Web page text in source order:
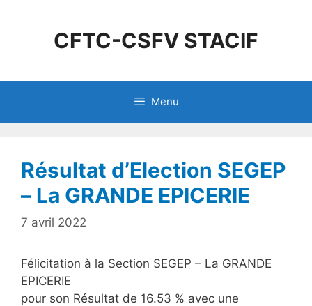
CFTC-CSFV STACIF
Menu
Résultat d’Election SEGEP
– La GRANDE EPICERIE
7 avril 2022
Félicitation à la Section SEGEP – La GRANDE
EPICERIE
pour son Résultat de 16.53 % avec une